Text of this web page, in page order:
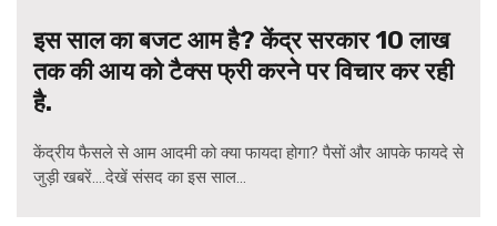
इस साल का बजट आम है? केंद्र सरकार 10 लाख
तक की आय को टैक्स फ्री करने पर विचार कर रही
है.
केंद्रीय फैसले से आम आदमी को क्या फायदा होगा? पैसों और आपके फायदे से
जुड़ी खबरें....देखें संसद का इस साल...